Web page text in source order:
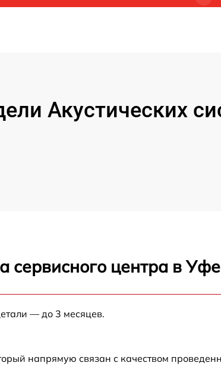
Акустических
сервисного центра в Уфе
— до 3 месяцев.
напрямую связан с качеством